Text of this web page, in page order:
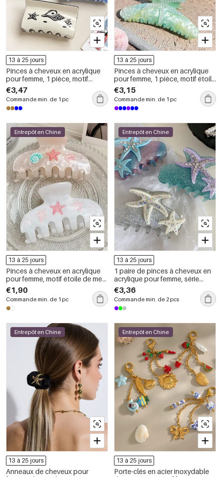
13 à 25 jours
Pinces à cheveux en acrylique
pour femme, 1 pièce, motif
dauphin
€3,47
Commande min. de 1 pc
13 à 25 jours
Pinces à cheveux en acrylique
pour femme, 1 pièce, motif étoile
de mer
€3,15
Commande min. de 1 pc
Entrepôt en Chine
13 à 25 jours
Pinces à cheveux en acrylique
pour femme, motif étoile de mer,
1 pièce
€1,90
Commande min. de 1 pc
Entrepôt en Chine
13 à 25 jours
1 paire de pinces à cheveux en
acrylique pour femme, série
romantique, motif tortue de
vacances
€3,36
Commande min. de 2 pcs
Entrepôt en Chine
13 à 25 jours
Anneaux de cheveux pour
Entrepôt en Chine
13 à 25 jours
Porte-clés en acier inoxydable